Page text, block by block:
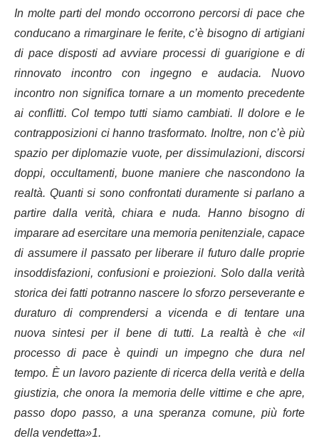
In molte parti del mondo occorrono percorsi di pace che
conducano a rimarginare le ferite, c’è bisogno di artigiani
di pace disposti ad avviare processi di guarigione e di
rinnovato incontro con ingegno e audacia. Nuovo
incontro non significa tornare a un momento precedente
ai conflitti. Col tempo tutti siamo cambiati. Il dolore e le
contrapposizioni ci hanno trasformato. Inoltre, non c’è più
spazio per diplomazie vuote, per dissimulazioni, discorsi
doppi, occultamenti, buone maniere che nascondono la
realtà. Quanti si sono confrontati duramente si parlano a
partire dalla verità, chiara e nuda. Hanno bisogno di
imparare ad esercitare una memoria penitenziale, capace
di assumere il passato per liberare il futuro dalle proprie
insoddisfazioni, confusioni e proiezioni. Solo dalla verità
storica dei fatti potranno nascere lo sforzo perseverante e
duraturo di comprendersi a vicenda e di tentare una
nuova sintesi per il bene di tutti. La realtà è che «il
processo di pace è quindi un impegno che dura nel
tempo. È un lavoro paziente di ricerca della verità e della
giustizia, che onora la memoria delle vittime e che apre,
passo dopo passo, a una speranza comune, più forte
della vendetta»1.